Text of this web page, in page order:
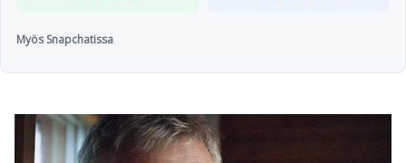
Myös Snapchatissa